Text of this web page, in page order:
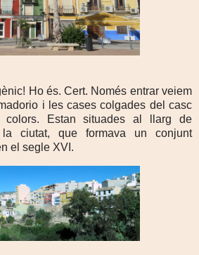
Ho és. Cert. Només entrar veiem
i les cases colgades del casc
colors. Estan situades al llarg de
la ciutat, que formava un conjunt
el segle XVI.